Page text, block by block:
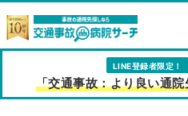
LINE登録者限定！
「交通事故：より良い通院